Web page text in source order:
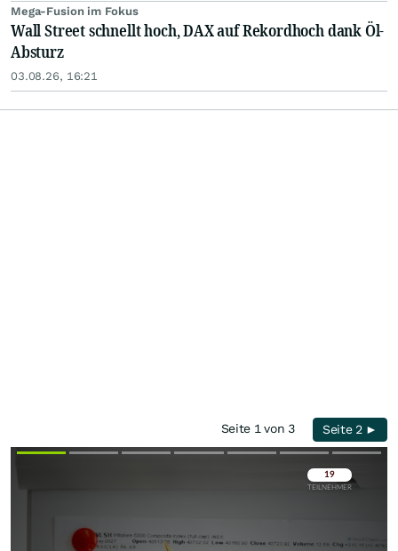
Mega-Fusion im Fokus
Wall Street schnellt hoch, DAX auf Rekordhoch dank Öl-
Absturz
03.08.26, 16:21
Seite 1 von 3 Seite 2 ►